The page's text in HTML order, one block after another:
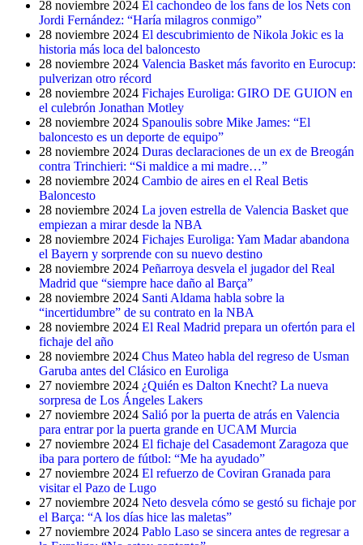
28 noviembre 2024 El cachondeo de los fans de los Nets con
Jordi Fernández: “Haría milagros conmigo”
28 noviembre 2024 El descubrimiento de Nikola Jokic es la
historia más loca del baloncesto
28 noviembre 2024 Valencia Basket más favorito en Eurocup:
pulverizan otro récord
28 noviembre 2024 Fichajes Euroliga: GIRO DE GUION en
el culebrón Jonathan Motley
28 noviembre 2024 Spanoulis sobre Mike James: “El
baloncesto es un deporte de equipo”
28 noviembre 2024 Duras declaraciones de un ex de Breogán
contra Trinchieri: “Si maldice a mi madre…”
28 noviembre 2024 Cambio de aires en el Real Betis
Baloncesto
28 noviembre 2024 La joven estrella de Valencia Basket que
empiezan a mirar desde la NBA
28 noviembre 2024 Fichajes Euroliga: Yam Madar abandona
el Bayern y sorprende con su nuevo destino
28 noviembre 2024 Peñarroya desvela el jugador del Real
Madrid que “siempre hace daño al Barça”
28 noviembre 2024 Santi Aldama habla sobre la
“incertidumbre” de su contrato en la NBA
28 noviembre 2024 El Real Madrid prepara un ofertón para el
fichaje del año
28 noviembre 2024 Chus Mateo habla del regreso de Usman
Garuba antes del Clásico en Euroliga
27 noviembre 2024 ¿Quién es Dalton Knecht? La nueva
sorpresa de Los Ángeles Lakers
27 noviembre 2024 Salió por la puerta de atrás en Valencia
para entrar por la puerta grande en UCAM Murcia
27 noviembre 2024 El fichaje del Casademont Zaragoza que
iba para portero de fútbol: “Me ha ayudado”
27 noviembre 2024 El refuerzo de Coviran Granada para
visitar el Pazo de Lugo
27 noviembre 2024 Neto desvela cómo se gestó su fichaje por
el Barça: “A los días hice las maletas”
27 noviembre 2024 Pablo Laso se sincera antes de regresar a